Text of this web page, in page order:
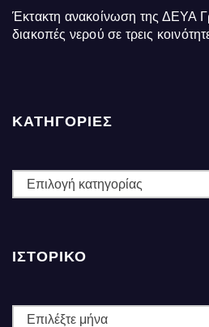
Έκτακτη ανακοίνωση της ΔΕΥΑ
διακοπές νερού σε τρεις
ΚΑΤΗΓΟΡΙΕΣ
ΚΑΤΗΓΟΡΙΕΣ
ΙΣΤΟΡΙΚΌ
Ιστορικό